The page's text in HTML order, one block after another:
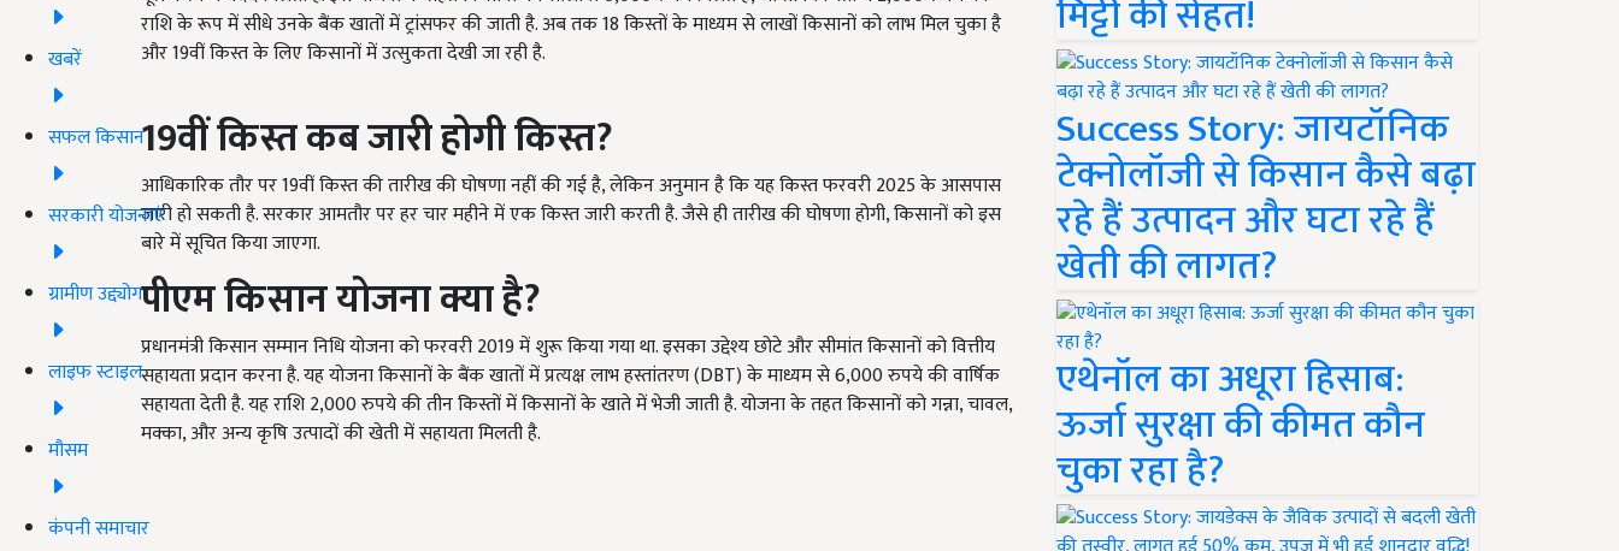
खबरें
सफल किसान
सरकारी योजनाएं
ग्रामीण उद्द्योग
लाइफ स्टाइल
मौसम
कंपनी समाचार
राशि के रूप में सीधे उनके बैंक खातों में ट्रांसफर की जाती है. अब तक 18 किस्तों के माध्यम से लाखों किसानों को लाभ मिल चुका है
और 19वीं किस्त के लिए किसानों में उत्सुकता देखी जा रही है.
19वीं किस्त कब जारी होगी किस्त?
आधिकारिक तौर पर 19वीं किस्त की तारीख की घोषणा नहीं की गई है, लेकिन अनुमान है कि यह किस्त फरवरी 2025 के आसपास
जारी हो सकती है. सरकार आमतौर पर हर चार महीने में एक किस्त जारी करती है. जैसे ही तारीख की घोषणा होगी, किसानों को इस
बारे में सूचित किया जाएगा.
पीएम किसान योजना क्या है?
प्रधानमंत्री किसान सम्मान निधि योजना को फरवरी 2019 में शुरू किया गया था. इसका उद्देश्य छोटे और सीमांत किसानों को वित्तीय
सहायता प्रदान करना है. यह योजना किसानों के बैंक खातों में प्रत्यक्ष लाभ हस्तांतरण (DBT) के माध्यम से 6,000 रुपये की वार्षिक
सहायता देती है. यह राशि 2,000 रुपये की तीन किस्तों में किसानों के खाते में भेजी जाती है. योजना के तहत किसानों को गन्ना, चावल,
मक्का, और अन्य कृषि उत्पादों की खेती में सहायता मिलती है.
मिट्टी की सेहत!
Success Story: जायटॉनिक
टेक्नोलॉजी से किसान कैसे बढ़ा
रहे हैं उत्पादन और घटा रहे हैं
खेती की लागत?
एथेनॉल का अधूरा हिसाब:
ऊर्जा सुरक्षा की कीमत कौन
चुका रहा है?